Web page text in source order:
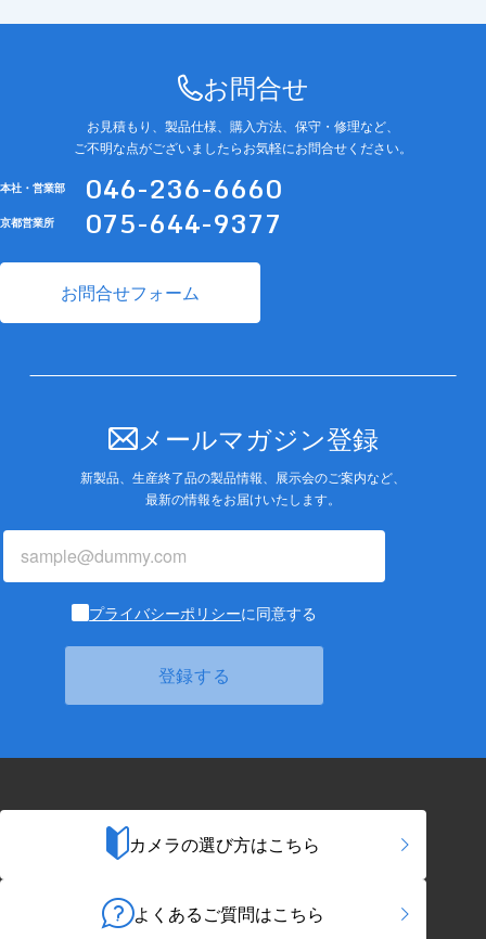
お問合せ
お見積もり、製品仕様、購入方法、保守・修理など、
ご不明な点がございましたらお気軽にお問合せください。
本社・営業部 046-236-6660
京都営業所 075-644-9377
お問合せフォーム
メールマガジン登録
新製品、生産終了品の製品情報、展示会のご案内など、
最新の情報をお届けいたします。
プライバシーポリシーに同意する
カメラの選び方はこちら
よくあるご質問はこちら